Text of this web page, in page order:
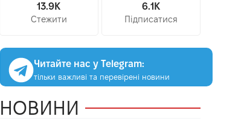
13.9K
Стежити
6.1K
Підписатися
Читайте нас у Telegram:
тільки важливі та перевірені новини
НОВИНИ